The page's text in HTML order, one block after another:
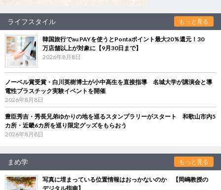
ライフスタイル もっと見る
韓国旅行でau PAYを使うとPontaポイント最大20％還元！30
万店舗以上が対象に【9月30日まで】
2026年8月8日
ノーベル賞受賞・白川英樹博士が小中高生を直接指導 名城大学が講演会と導
電性プラスチック実験イベントを開催
2026年8月8日
豊臣秀吉・秀長兄弟ゆかりの地を巡るスタンプラリーがスタート 和歌山市内5
カ所・近畿6カ所を巡り限定グッズをもらおう
2026年8月8日
まめ学 もっと見る
写真に埋まっている位置情報はおっかないのか 【岡嶋教授の
デジタル指南】